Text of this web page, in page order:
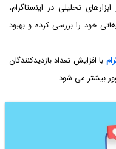
تحلیلی در اینستاگرام،
خود را بررسی کرده و بهبود
با افزایش تعداد بازدیدکنندگان
بیشتر می شود.